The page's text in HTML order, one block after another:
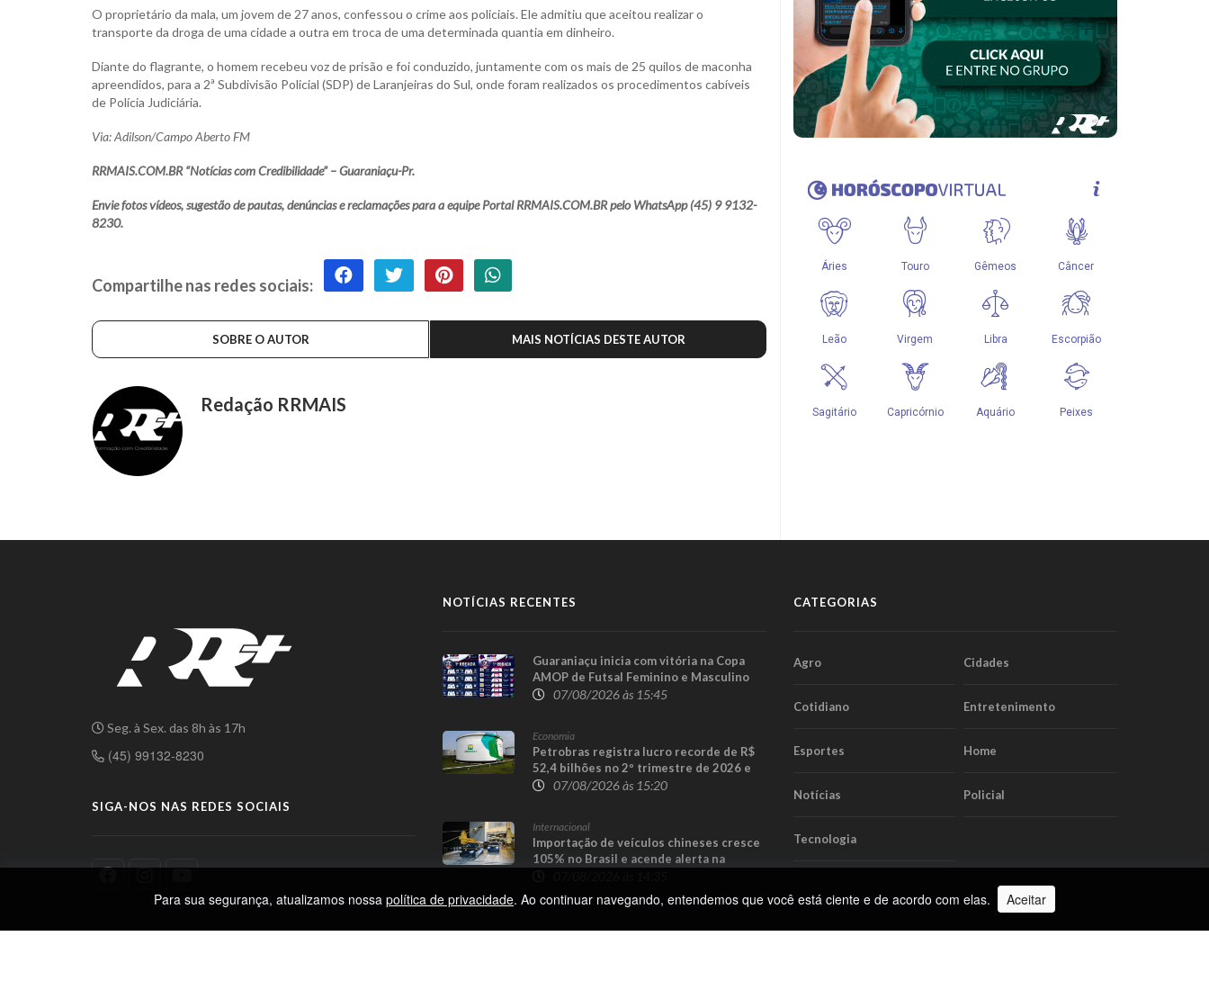
O proprietário da mala, um jovem de 27 anos, confessou o crime aos policiais. Ele admitiu que aceitou realizar o
transporte da droga de uma cidade a outra em troca de uma determinada quantia em dinheiro.
Diante do flagrante, o homem recebeu voz de prisão e foi conduzido, juntamente com os mais de 25 quilos de maconha
apreendidos, para a 2ª Subdivisão Policial (SDP) de Laranjeiras do Sul, onde foram realizados os procedimentos cabíveis
de Polícia Judiciária.
Via: Adilson/Campo Aberto FM
RRMAIS.COM.BR “Notícias com Credibilidade” – Guaraniaçu-Pr.
Envie fotos vídeos, sugestão de pautas, denúncias e reclamações para a equipe Portal RRMAIS.COM.BR pelo WhatsApp (45) 9 9132-
8230.
Compartilhe nas redes sociais:
SOBRE O AUTOR MAIS NOTÍCIAS DESTE AUTOR
Redação RRMAIS
Seg. à Sex. das 8h às 17h
(45) 99132-8230
SIGA-NOS NAS REDES SOCIAIS
NOTÍCIAS RECENTES
Guaraniaçu inicia com vitória na Copa
AMOP de Futsal Feminino e Masculino
07/08/2026 às 15:45
Economia
Petrobras registra lucro recorde de R$
52,4 bilhões no 2º trimestre de 2026 e
afasta tese de defasagem nos
07/08/2026 às 15:20
Internacional
Importação de veículos chineses cresce
105% no Brasil e acende alerta na
CATEGORIAS
Agro Cidades
Cotidiano Entretenimento
Esportes Home
Notícias Policial
Tecnologia
Para sua segurança, atualizamos nossa política de privacidade. Ao continuar navegando, entendemos que você está ciente e de acordo com elas. Aceitar